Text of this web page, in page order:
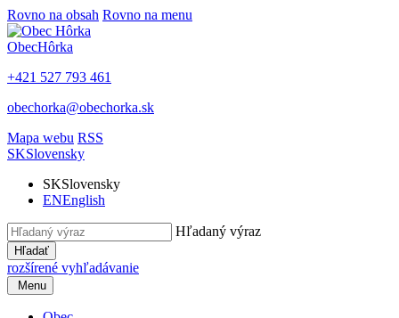
Rovno na obsah Rovno na menu
ObecHôrka
+421 527 793 461
obechorka@obechorka.sk
Mapa webu RSS
SKSlovensky
SKSlovensky
ENEnglish
Hľadaný výraz
Hľadať
rozšírené vyhľadávanie
Menu